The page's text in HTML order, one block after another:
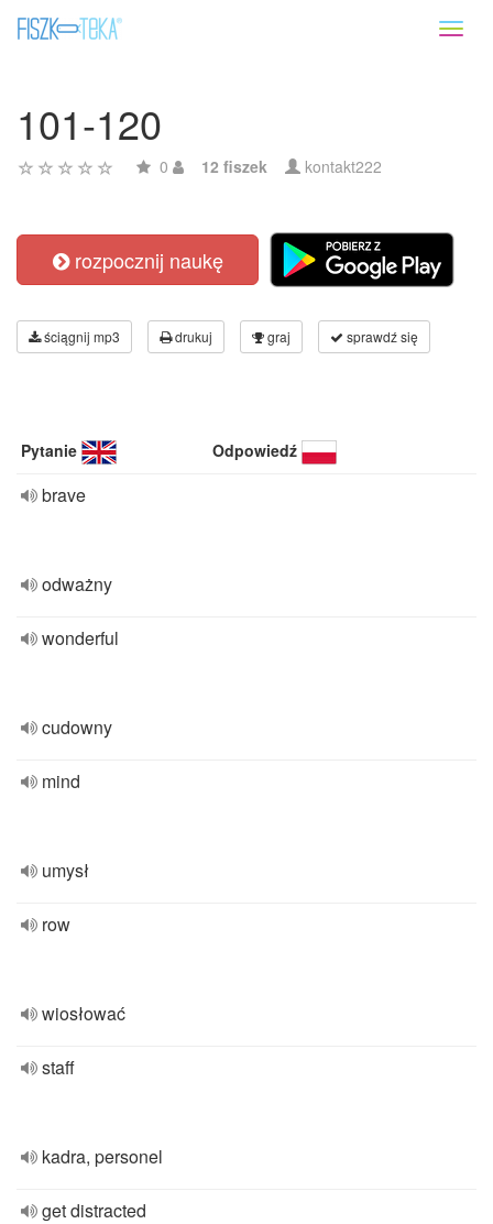
101-120
0 12 fiszek kontakt222
rozpocznij naukę
ściągnij mp3 drukuj graj sprawdź się
Pytanie Odpowiedź
brave
odważny
wonderful
cudowny
mind
umysł
row
wiosłować
staff
kadra, personel
get distracted